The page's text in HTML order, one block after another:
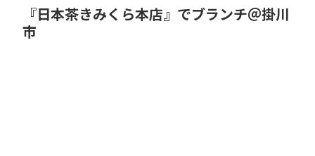
『日本茶きみくら本店』でブランチ＠掛川
市